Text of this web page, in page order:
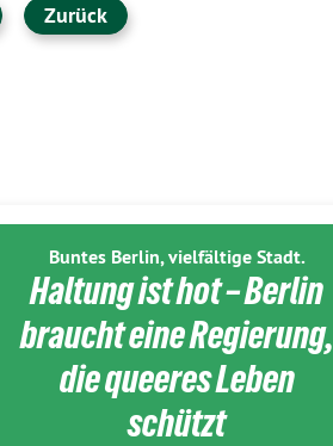
Zurück
Buntes Berlin, vielfältige Stadt.
Haltung ist hot – Berlin
braucht eine Regierung,
die queeres Leben
schützt